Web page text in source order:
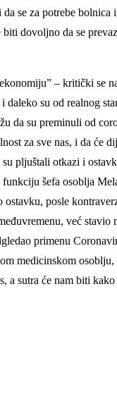
se za potrebe
dovoljno da se
– kritički se
su od realnog
da su preminuli od
za sve nas, i da će
pljuštali otkazi i
šefa osoblja
posle
već
primenu
medicinskom
a sutra će nam biti kako